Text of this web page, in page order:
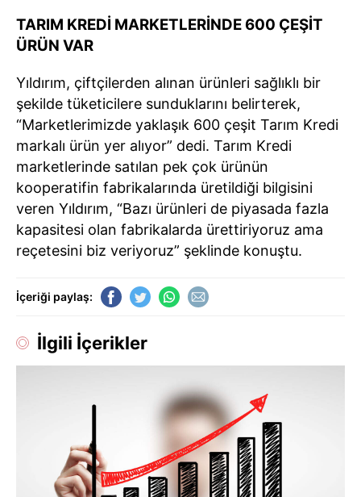
TARIM KREDİ MARKETLERİNDE 600 ÇEŞİT
ÜRÜN VAR
Yıldırım, çiftçilerden alınan ürünleri sağlıklı bir
şekilde tüketicilere sunduklarını belirterek,
“Marketlerimizde yaklaşık 600 çeşit Tarım Kredi
markalı ürün yer alıyor” dedi. Tarım Kredi
marketlerinde satılan pek çok ürünün
kooperatifin fabrikalarında üretildiği bilgisini
veren Yıldırım, “Bazı ürünleri de piyasada fazla
kapasitesi olan fabrikalarda ürettiriyoruz ama
reçetesini biz veriyoruz” şeklinde konuştu.
İçeriği paylaş:
İlgili İçerikler